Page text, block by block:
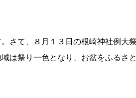
さて、８月１３日の根崎神社例大
は祭り一色となり、お盆をふるさ